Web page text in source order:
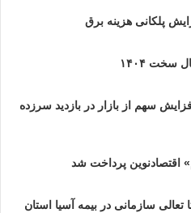
پلکانی هزینه برق
سخت ۱۴۰۴
سهم از بازار در بازدید سرزده
تعالی سازمانی در بیمه آسیا استان